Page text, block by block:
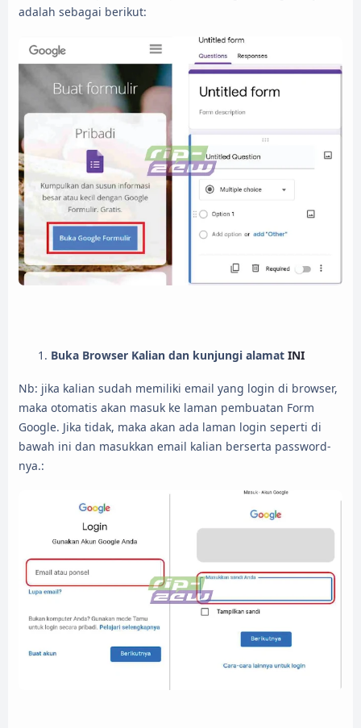
adalah sebagai berikut:
Buka Browser Kalian dan kunjungi alamat INI
Nb: jika kalian sudah memiliki email yang login di browser,
maka otomatis akan masuk ke laman pembuatan Form
Google. Jika tidak, maka akan ada laman login seperti di
bawah ini dan masukkan email kalian berserta password-
nya.: